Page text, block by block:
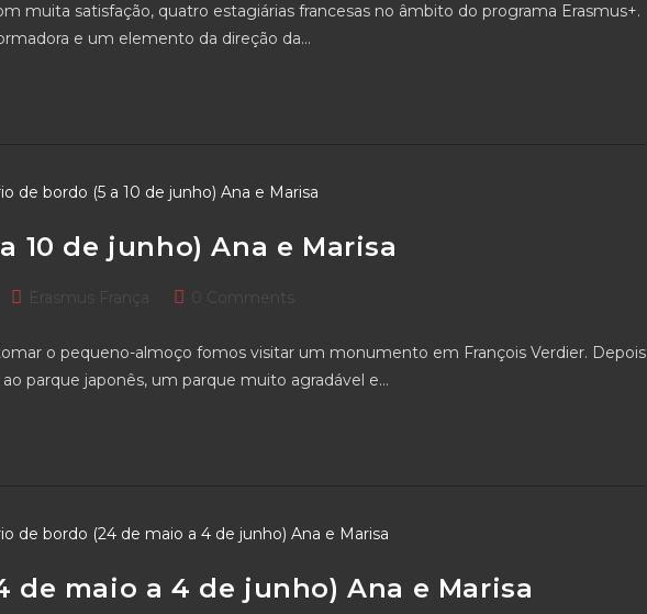
muita satisfação, quatro estagiárias francesas no âmbito do programa Erasmus+.
e um elemento da direção da…
10 de junho) Ana e Marisa
PostErasmus França
Post0 Comments
o pequeno-almoço fomos visitar um monumento em François Verdier. Depois
parque japonês, um parque muito agradável e…
de maio a 4 de junho) Ana e Marisa